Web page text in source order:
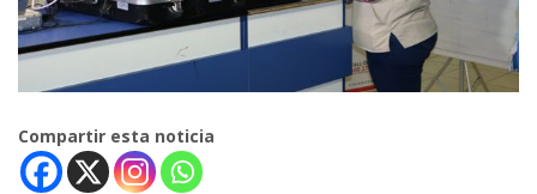
Compartir esta noticia